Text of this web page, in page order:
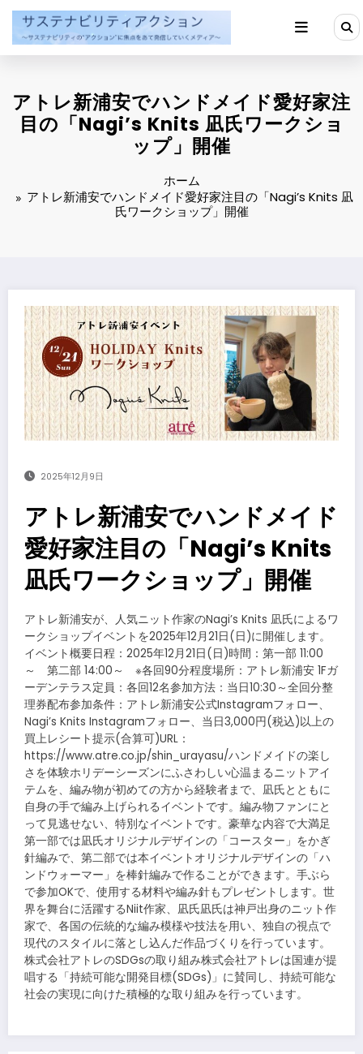
ン
アトレ新浦安でハンドメイド愛好家注
目の「Nagi’s Knits 凪氏ワークショ
ップ」開催
ホーム
アトレ新浦安でハンドメイド愛好家注目の「Nagi’s Knits 凪
氏ワークショップ」開催
2025年12月9日
アトレ新浦安でハンドメイド
愛好家注目の「Nagi’s Knits
凪氏ワークショップ」開催
アトレ新浦安が、人気ニット作家のNagi’s Knits 凪氏によるワ
ークショップイベントを2025年12月21日(日)に開催します。
イベント概要日程：2025年12月21日(日)時間：第一部 11:00
～ 第二部 14:00～ ※各回90分程度場所：アトレ新浦安 1Fガ
ーデンテラス定員：各回12名参加方法：当日10:30～全回分整
理券配布参加条件：アトレ新浦安公式Instagramフォロー、
Nagi’s Knits Instagramフォロー、当日3,000円(税込)以上の
買上レシート提示(合算可)URL：
https://www.atre.co.jp/shin_urayasu/ハンドメイドの楽し
さを体験ホリデーシーズンにふさわしい心温まるニットアイ
テムを、編み物が初めての方から経験者まで、凪氏とともに
自身の手で編み上げられるイベントです。編み物ファンにと
って見逃せない、特別なイベントです。豪華な内容で大満足
第一部では凪氏オリジナルデザインの「コースター」をかぎ
針編みで、第二部では本イベントオリジナルデザインの「ハ
ンドウォーマー」を棒針編みで作ることができます。手ぶら
で参加OKで、使用する材料や編み針もプレゼントします。世
界を舞台に活躍するNiit作家、凪氏凪氏は神戸出身のニット作
家で、各国の伝統的な編み模様や技法を用い、独自の視点で
現代のスタイルに落とし込んだ作品づくりを行っています。
株式会社アトレのSDGsの取り組み株式会社アトレは国連が提
唱する「持続可能な開発目標(SDGs)」に賛同し、持続可能な
社会の実現に向けた積極的な取り組みを行っています。